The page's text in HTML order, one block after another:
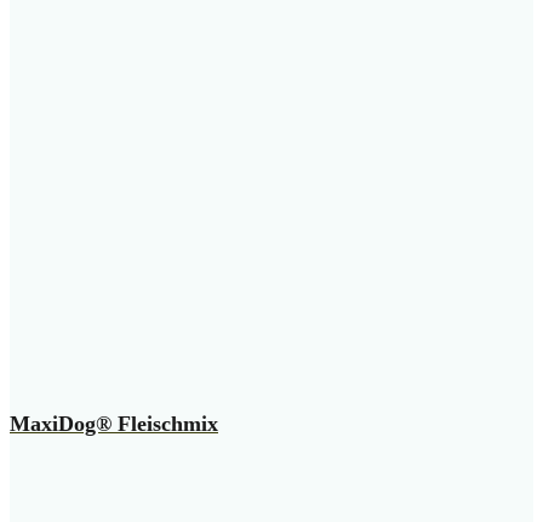
MaxiDog® Fleischmix